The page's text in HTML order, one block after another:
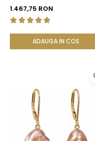
cm, Închizătoare Argint 925
| KASKADDA®
1.467,75 RON
ADAUGA IN COS